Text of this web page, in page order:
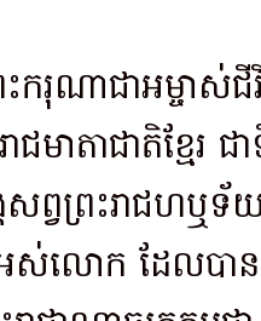
ករុណាជាអម្ចាស់
ជមាតាជាតិខ្មែរ
គសព្វព្រះរាជហ
ស់លោក ដែលបានបំ